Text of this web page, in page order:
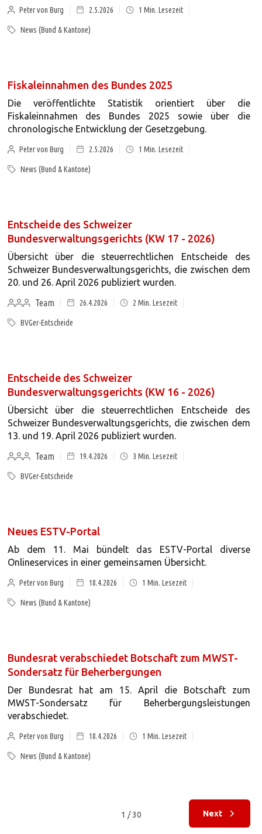
Peter von Burg 2.5.2026 1 Min. Lesezeit
News (Bund & Kantone)
Fiskaleinnahmen des Bundes 2025
Die veröffentlichte Statistik orientiert über die
Fiskaleinnahmen des Bundes 2025 sowie über die
chronologische Entwicklung der Gesetzgebung.
Peter von Burg 2.5.2026 1 Min. Lesezeit
News (Bund & Kantone)
Entscheide des Schweizer
Bundesverwaltungsgerichts (KW 17 - 2026)
Übersicht über die steuerrechtlichen Entscheide des
Schweizer Bundesverwaltungsgerichts, die zwischen dem
20. und 26. April 2026 publiziert wurden.
Team
26.4.2026 2 Min. Lesezeit
BVGer-Entscheide
Entscheide des Schweizer
Bundesverwaltungsgerichts (KW 16 - 2026)
Übersicht über die steuerrechtlichen Entscheide des
Schweizer Bundesverwaltungsgerichts, die zwischen dem
13. und 19. April 2026 publiziert wurden.
Team
19.4.2026 3 Min. Lesezeit
BVGer-Entscheide
Neues ESTV-Portal
Ab dem 11. Mai bündelt das ESTV-Portal diverse
Onlineservices in einer gemeinsamen Übersicht.
Peter von Burg 18.4.2026 1 Min. Lesezeit
News (Bund & Kantone)
Bundesrat verabschiedet Botschaft zum MWST-
Sondersatz für Beherbergungen
Der Bundesrat hat am 15. April die Botschaft zum
MWST-Sondersatz für Beherbergungsleistungen
verabschiedet.
Peter von Burg 18.4.2026 1 Min. Lesezeit
News (Bund & Kantone)
1 / 30 Next